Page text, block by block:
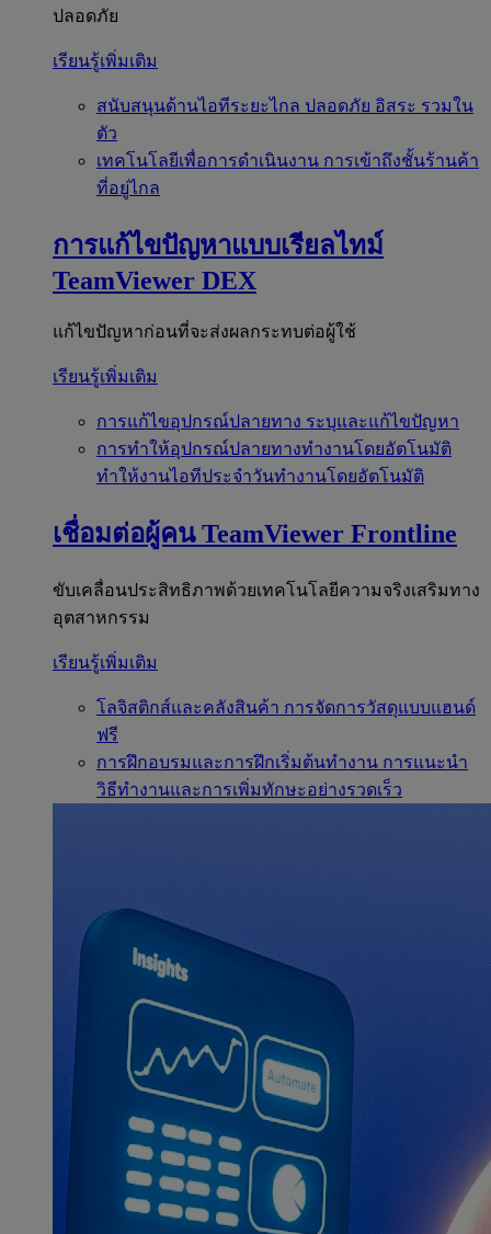
ปลอดภัย
เรียนรู้เพิ่มเติม
สนับสนุนด้านไอทีระยะไกล ปลอดภัย อิสระ รวมใน
ตัว
เทคโนโลยีเพื่อการดำเนินงาน การเข้าถึงชั้นร้านค้า
ที่อยู่ไกล
การแก้ไขปัญหาแบบเรียลไทม์
TeamViewer DEX
แก้ไขปัญหาก่อนที่จะส่งผลกระทบต่อผู้ใช้
เรียนรู้เพิ่มเติม
การแก้ไขอุปกรณ์ปลายทาง ระบุและแก้ไขปัญหา
การทำให้อุปกรณ์ปลายทางทำงานโดยอัตโนมัติ
ทำให้งานไอทีประจำวันทำงานโดยอัตโนมัติ
เชื่อมต่อผู้คน TeamViewer Frontline
ขับเคลื่อนประสิทธิภาพด้วยเทคโนโลยีความจริงเสริมทาง
อุตสาหกรรม
เรียนรู้เพิ่มเติม
โลจิสติกส์และคลังสินค้า การจัดการวัสดุแบบแฮนด์
ฟรี
การฝึกอบรมและการฝึกเริ่มต้นทำงาน การแนะนำ
วิธีทำงานและการเพิ่มทักษะอย่างรวดเร็ว